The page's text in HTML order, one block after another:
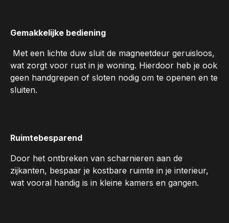
Gemakkelijke bediening
Met een lichte duw sluit de magneetdeur geruisloos,
wat zorgt voor rust in je woning. Hierdoor heb je ook
geen handgrepen of sloten nodig om te openen en te
sluiten.
Ruimtebesparend
Door het ontbreken van scharnieren aan de
zijkanten, bespaar je kostbare ruimte in je interieur,
wat vooral handig is in kleine kamers en gangen.